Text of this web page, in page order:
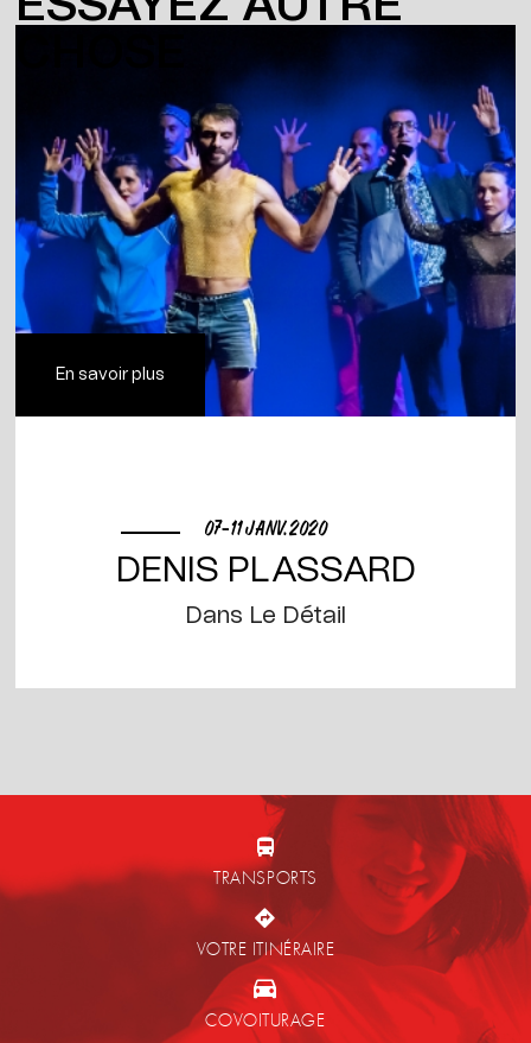
En savoir plus
07-11 JANV. 2020
DENIS PLASSARD
Dans Le Détail
TRANSPORTS
VOTRE ITINÉRAIRE
COVOITURAGE